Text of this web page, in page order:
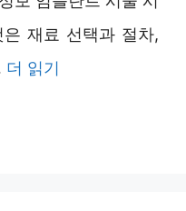
재료 선택과 절차,
더 읽기